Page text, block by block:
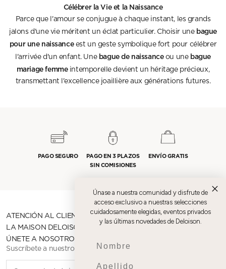
Célébrer la Vie et la Naissance
Parce que l'amour se conjugue à chaque instant, les grands
jalons d'une vie méritent un éclat particulier. Choisir une bague
pour une naissanceest un geste symbolique fort pour célébrer
l'arrivée d'un enfant. Une bague de naissanceou une bague
mariage femmeintemporelle devient un héritage précieux,
transmettant l'excellence joaillière aux générations futures.
PAGO SEGURO
PAGO EN 3 PLAZOS
SIN COMISIONES
ENVÍO GRATIS
ATENCIÓN AL CLIENTE
LA MAISON DELOISON
ÚNETE A NOSOTROS
Suscríbete a nuestro boletín
Únase a nuestra comunidad y disfrute de
acceso exclusivo a nuestras selecciones
cuidadosamente elegidas, eventos privados
y las últimas novedades de Deloison.